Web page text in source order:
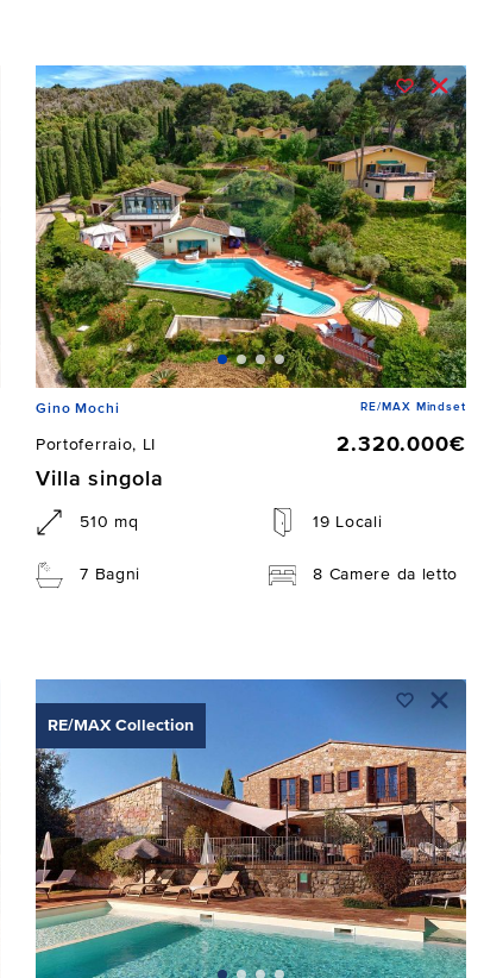
Gino Mochi RE/MAX Mindset
Portoferraio, LI
2.320.000€
Villa singola
510 mq 19 Locali
7 Bagni 8 Camere da letto
RE/MAX Collection